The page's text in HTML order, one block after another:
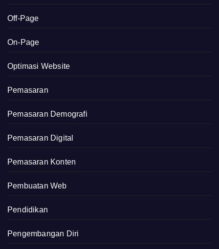
Off-Page
On-Page
Optimasi Website
Pemasaran
Pemasaran Demografi
Pemasaran Digital
Pemasaran Konten
Pembuatan Web
Pendidikan
Pengembangan Diri